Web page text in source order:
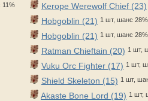
11% Kerope Werewolf Chief (23)
Hobgoblin (21) 1 шт, шанс 28%
Hobgoblin (21) 1 шт, шанс 28%
Ratman Chieftain (20) 1 шт,
Vuku Orc Fighter (17) 1 шт,
Shield Skeleton (15) 1 шт,
Akaste Bone Lord (19) 1 шт,